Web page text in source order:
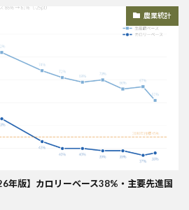
農業統計
年版】カロリーベース38%・主要先進国